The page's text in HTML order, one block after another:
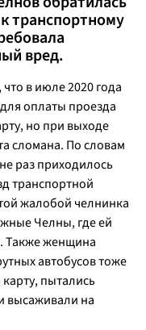
транспортному
вред.
в июле 2020 года
оплаты проезда
но при выходе
сломана. По словам
раз приходилось
транспортной
жалобой челнинка
Челны, где ей
Также женщина
автобусов тоже
пытались
высаживали на